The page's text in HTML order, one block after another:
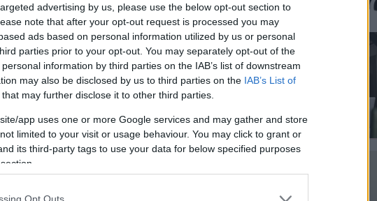
advertising by us, please use the below opt-out section to
note that after your opt-out request is processed you may
ads based on personal information utilized by us or personal
parties prior to your opt-out. You may separately opt-out of the
information by third parties on the IAB’s list of downstream
may also be disclosed by us to third parties on the IAB’s List of
that may further disclose it to other third parties.
app uses one or more Google services and may gather and store
limited to your visit or usage behaviour. You may click to grant or
its third-party tags to use your data for below specified purposes
a jelölések, és hamarosan
a különböző
szembejönni.
évben a részét, és az
, azaz Legjobb
7 különböző borítóval
figyelmed az éppen 40.
annyira